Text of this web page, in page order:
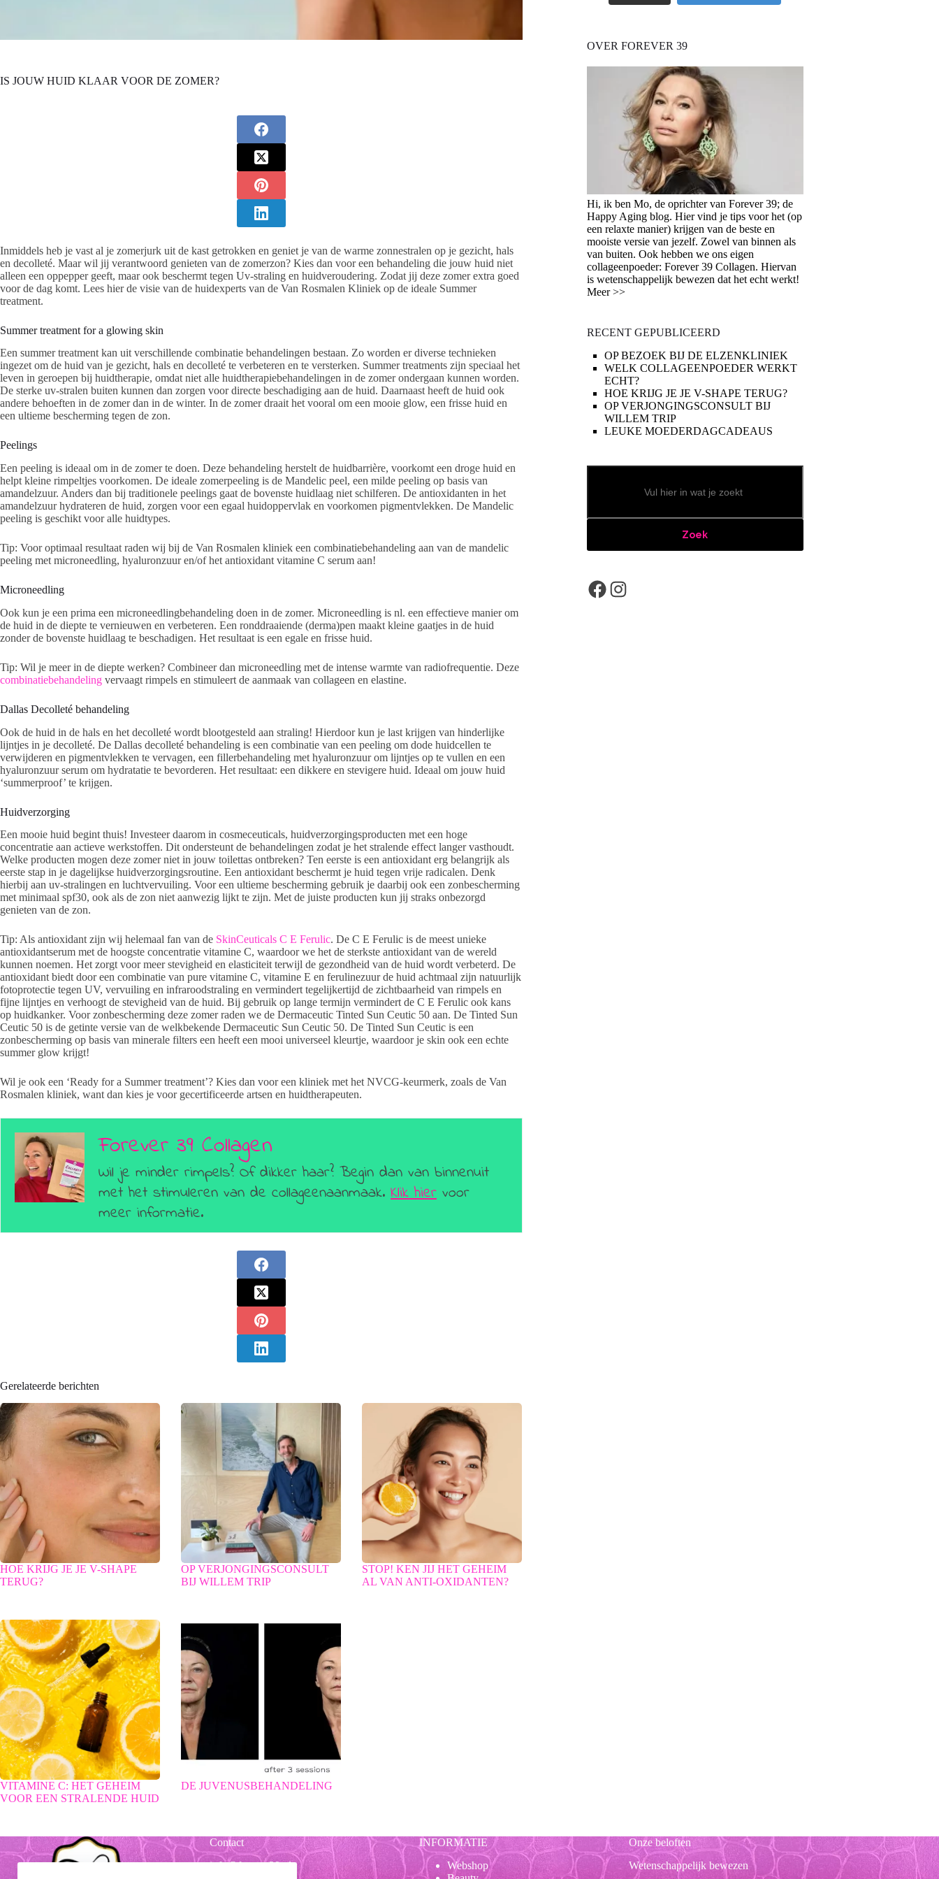
IS JOUW HUID KLAAR VOOR DE ZOMER?
Inmiddels heb je vast al je zomerjurk uit de kast getrokken en geniet je van de warme zonnestralen op je gezicht, hals
en decolleté. Maar wil jij verantwoord genieten van de zomerzon? Kies dan voor een behandeling die jouw huid niet
alleen een oppepper geeft, maar ook beschermt tegen Uv-straling en huidveroudering. Zodat jij deze zomer extra goed
voor de dag komt. Lees hier de visie van de huidexperts van de Van Rosmalen Kliniek op de ideale Summer
treatment.
Summer treatment for a glowing skin
Een summer treatment kan uit verschillende combinatie behandelingen bestaan. Zo worden er diverse technieken
ingezet om de huid van je gezicht, hals en decolleté te verbeteren en te versterken. Summer treatments zijn speciaal het
leven in geroepen bij huidtherapie, omdat niet alle huidtherapiebehandelingen in de zomer ondergaan kunnen worden.
De sterke uv-stralen buiten kunnen dan zorgen voor directe beschadiging aan de huid. Daarnaast heeft de huid ook
andere behoeften in de zomer dan in de winter. In de zomer draait het vooral om een mooie glow, een frisse huid en
een ultieme bescherming tegen de zon.
Peelings
Een peeling is ideaal om in de zomer te doen. Deze behandeling herstelt de huidbarrière, voorkomt een droge huid en
helpt kleine rimpeltjes voorkomen. De ideale zomerpeeling is de Mandelic peel, een milde peeling op basis van
amandelzuur. Anders dan bij traditionele peelings gaat de bovenste huidlaag niet schilferen. De antioxidanten in het
amandelzuur hydrateren de huid, zorgen voor een egaal huidoppervlak en voorkomen pigmentvlekken. De Mandelic
peeling is geschikt voor alle huidtypes.
Tip: Voor optimaal resultaat raden wij bij de Van Rosmalen kliniek een combinatiebehandeling aan van de mandelic
peeling met microneedling, hyaluronzuur en/of het antioxidant vitamine C serum aan!
Microneedling
Ook kun je een prima een microneedlingbehandeling doen in de zomer. Microneedling is nl. een effectieve manier om
de huid in de diepte te vernieuwen en verbeteren. Een ronddraaiende (derma)pen maakt kleine gaatjes in de huid
zonder de bovenste huidlaag te beschadigen. Het resultaat is een egale en frisse huid.
Tip: Wil je meer in de diepte werken? Combineer dan microneedling met de intense warmte van radiofrequentie. Deze
combinatiebehandeling vervaagt rimpels en stimuleert de aanmaak van collageen en elastine.
Dallas Decolleté behandeling
Ook de huid in de hals en het decolleté wordt blootgesteld aan straling! Hierdoor kun je last krijgen van hinderlijke
lijntjes in je decolleté. De Dallas decolleté behandeling is een combinatie van een peeling om dode huidcellen te
verwijderen en pigmentvlekken te vervagen, een fillerbehandeling met hyaluronzuur om lijntjes op te vullen en een
hyaluronzuur serum om hydratatie te bevorderen. Het resultaat: een dikkere en stevigere huid. Ideaal om jouw huid
‘summerproof’ te krijgen.
Huidverzorging
Een mooie huid begint thuis! Investeer daarom in cosmeceuticals, huidverzorgingsproducten met een hoge
concentratie aan actieve werkstoffen. Dit ondersteunt de behandelingen zodat je het stralende effect langer vasthoudt.
Welke producten mogen deze zomer niet in jouw toilettas ontbreken? Ten eerste is een antioxidant erg belangrijk als
eerste stap in je dagelijkse huidverzorgingsroutine. Een antioxidant beschermt je huid tegen vrije radicalen. Denk
hierbij aan uv-stralingen en luchtvervuiling. Voor een ultieme bescherming gebruik je daarbij ook een zonbescherming
met minimaal spf30, ook als de zon niet aanwezig lijkt te zijn. Met de juiste producten kun jij straks onbezorgd
genieten van de zon.
Tip: Als antioxidant zijn wij helemaal fan van de SkinCeuticals C E Ferulic. De C E Ferulic is de meest unieke
antioxidantserum met de hoogste concentratie vitamine C, waardoor we het de sterkste antioxidant van de wereld
kunnen noemen. Het zorgt voor meer stevigheid en elasticiteit terwijl de gezondheid van de huid wordt verbeterd. De
antioxidant biedt door een combinatie van pure vitamine C, vitamine E en ferulinezuur de huid achtmaal zijn natuurlijk
fotoprotectie tegen UV, vervuiling en infraroodstraling en vermindert tegelijkertijd de zichtbaarheid van rimpels en
fijne lijntjes en verhoogt de stevigheid van de huid. Bij gebruik op lange termijn vermindert de C E Ferulic ook kans
op huidkanker. Voor zonbescherming deze zomer raden we de Dermaceutic Tinted Sun Ceutic 50 aan. De Tinted Sun
Ceutic 50 is de getinte versie van de welkbekende Dermaceutic Sun Ceutic 50. De Tinted Sun Ceutic is een
zonbescherming op basis van minerale filters een heeft een mooi universeel kleurtje, waardoor je skin ook een echte
summer glow krijgt!
Wil je ook een ‘Ready for a Summer treatment’? Kies dan voor een kliniek met het NVCG-keurmerk, zoals de Van
Rosmalen kliniek, want dan kies je voor gecertificeerde artsen en huidtherapeuten.
Forever 39 Collagen
Wil je minder rimpels? Of dikker haar? Begin dan van binnenuit
met het stimuleren van de collageenaanmaak. Klik hier voor
meer informatie.
Gerelateerde berichten
HOE KRIJG JE JE V-SHAPE
TERUG?
OP VERJONGINGSCONSULT
BIJ WILLEM TRIP
STOP! KEN JIJ HET GEHEIM
AL VAN ANTI-OXIDANTEN?
VITAMINE C: HET GEHEIM
VOOR EEN STRALENDE HUID
DE JUVENUSBEHANDELING
OVER FOREVER 39
Hi, ik ben Mo, de oprichter van Forever 39; de
Happy Aging blog. Hier vind je tips voor het (op
een relaxte manier) krijgen van de beste en
mooiste versie van jezelf. Zowel van binnen als
van buiten. Ook hebben we ons eigen
collageenpoeder: Forever 39 Collagen. Hiervan
is wetenschappelijk bewezen dat het echt werkt!
Meer >>
RECENT GEPUBLICEERD
OP BEZOEK BIJ DE ELZENKLINIEK
WELK COLLAGEENPOEDER WERKT
ECHT?
HOE KRIJG JE JE V-SHAPE TERUG?
OP VERJONGINGSCONSULT BIJ
WILLEM TRIP
LEUKE MOEDERDAGCADEAUS
Zoeken
Zoek
Facebook
Instagram
Contact
info@forever39.nl
INFORMATIE
Webshop
Onze beloften
Wetenschappelijk bewezen